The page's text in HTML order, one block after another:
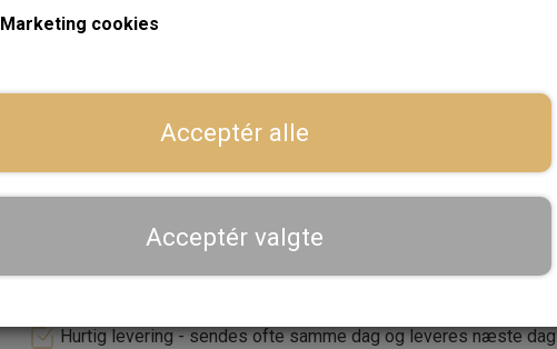
− + LÆG I KURV
Hurtig levering - sendes ofte samme dag og leveres næste dag
Marketing cookies
Acceptér alle
Acceptér valgte